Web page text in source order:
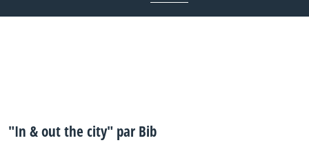
"In & out the city" par Bib